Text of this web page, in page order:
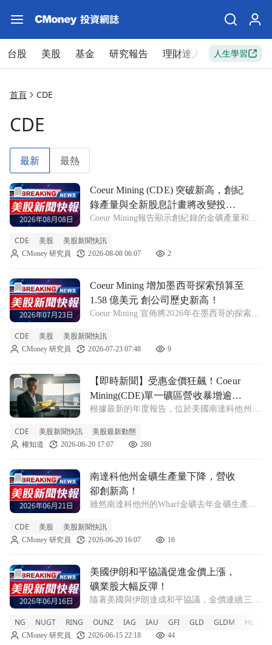
台股 美股 基金 研究報告 理財達人 新手入門
人生學習
首頁 CDE
CDE
最新 最熱
前往Coeur Mining (CDE) 突破新高，創紀錄產量與全新股息
Coeur Mining (CDE) 突破新高，創紀
錄產量與全新股息計畫將改變投資
前景嗎？
Coeur Mining報告顯示創紀錄的金礦產量和新
場仍對其未來潛力充滿期待。 CDE +11.12%
在2026年8月初，Coeur Mining(CDE
CDE 美股 美股新聞快訊
CMoney 研究員 2026-08-08 06:07 2
前往Coeur Mining 增加墨西哥探索預算至 1.58 億美元 創公
Coeur Mining 增加墨西哥探索預算至
1.58 億美元 創公司歷史新高！
Coeur Mining 宣佈將2026年在墨西哥的探索預
模的計畫。 CDE +3.53% Coeur Mining (CDE)
在週三交易中上漲4.1%，
CDE 美股 美股新聞快訊
CMoney 研究員 2026-07-23 07:48 9
前往【即時新聞】受惠金價狂飆！Coeur Mining(CDE)單一
【即時新聞】受惠金價狂飆！Coeur
Mining(CDE)單一礦區營收暴增逾1
億美元
根據最新的年度報告，位於美國南達科他州黑
雖然略微下滑，但受惠於黃金價格飆升，營收
反而出現大幅成長。總部設於芝加哥的 Coeur
CDE 美股新聞快訊 美股最新動態
權知道 2026-06-20 17:07 280
前往南達科他州金礦生產量下降，營收卻創新高！文章頁
南達科他州金礦生產量下降，營收
卻創新高！
雖然南達科他州的Wharf金礦去年金礦生產略
示市場需求強勁。 CDE -0.11% 南達科他州唯
一的大型金礦——Wharf金礦的最新報告引起
CDE 美股 美股新聞快訊
CMoney 研究員 2026-06-20 16:07 16
前往美國伊朗和平協議促進金價上漲，礦業股大幅反彈！文
美國伊朗和平協議促進金價上漲，
礦業股大幅反彈！
隨著美國與伊朗達成和平協議，金價連續三日
弱，提升了非美元持有者的購買力。 NG
+9.14% NUGT +12.93% RING +5.53% OUNZ
NG NUGT RING OUNZ IAG IAU GFI GLD GLDM HL
CMoney 研究員 2026-06-15 22:18 44